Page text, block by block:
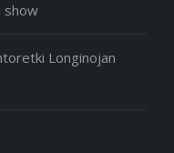
show
Longinojan